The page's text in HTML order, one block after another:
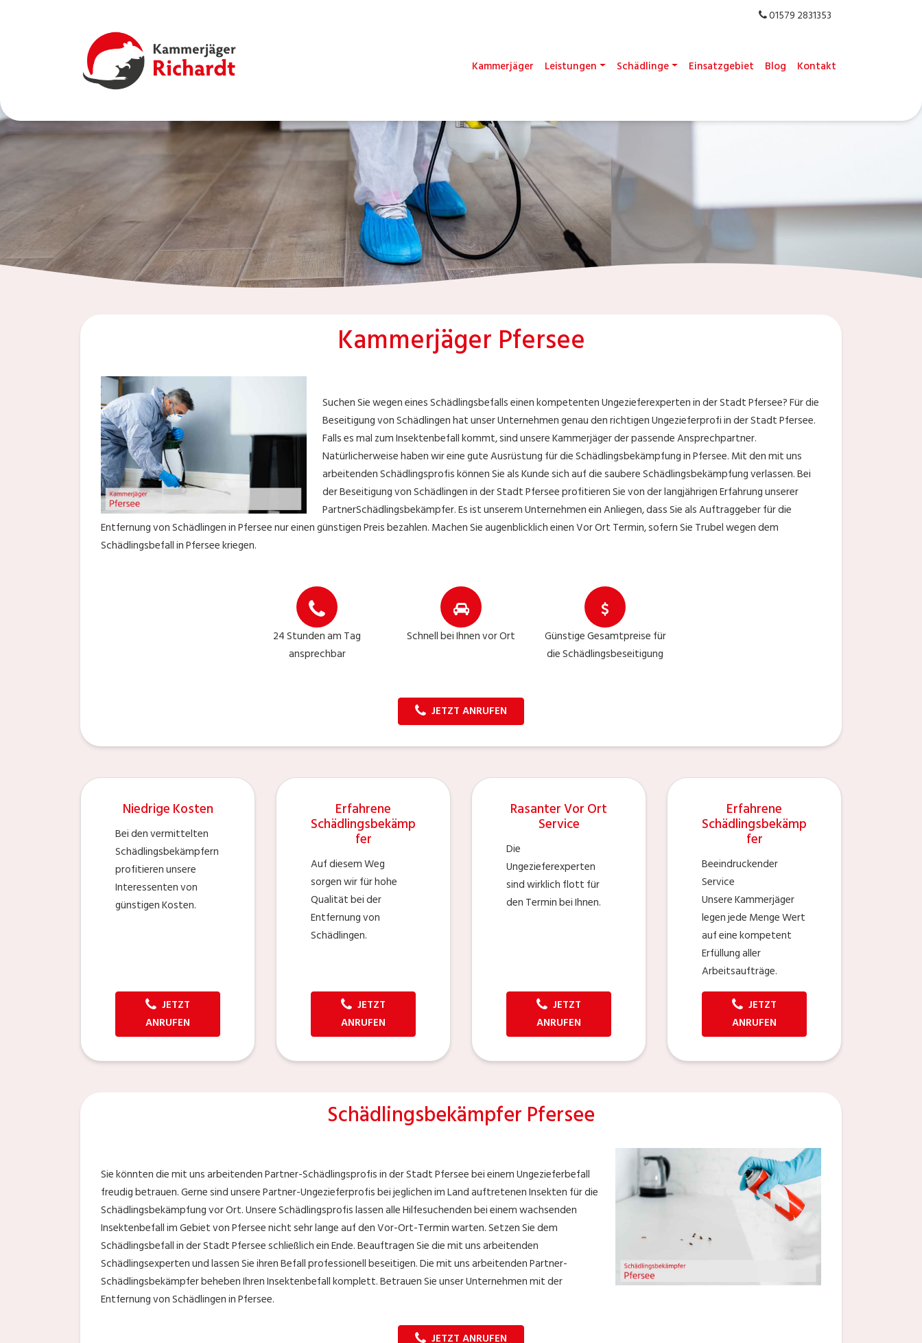
01579 2831353
Kammerjäger Leistungen Schädlinge Einsatzgebiet Blog Kontakt
Kammerjäger Pfersee
Suchen Sie wegen eines Schädlingsbefalls einen kompetenten Ungezieferexperten in der Stadt Pfersee? Für die
Beseitigung von Schädlingen hat unser Unternehmen genau den richtigen Ungezieferprofi in der Stadt Pfersee.
Falls es mal zum Insektenbefall kommt, sind unsere Kammerjäger der passende Ansprechpartner.
Natürlicherweise haben wir eine gute Ausrüstung für die Schädlingsbekämpfung in Pfersee. Mit den mit uns
arbeitenden Schädlingsprofis können Sie als Kunde sich auf die saubere Schädlingsbekämpfung verlassen. Bei
der Beseitigung von Schädlingen in der Stadt Pfersee profitieren Sie von der langjährigen Erfahrung unserer
PartnerSchädlingsbekämpfer. Es ist unserem Unternehmen ein Anliegen, dass Sie als Auftraggeber für die
Entfernung von Schädlingen in Pfersee nur einen günstigen Preis bezahlen. Machen Sie augenblicklich einen Vor Ort Termin, sofern Sie Trubel wegen dem
Schädlingsbefall in Pfersee kriegen.
24 Stunden am Tag
ansprechbar
Schnell bei Ihnen vor Ort
Günstige Gesamtpreise für
die Schädlingsbeseitigung
JETZT ANRUFEN
Niedrige Kosten
Bei den vermittelten
Schädlingsbekämpfern
profitieren unsere
Interessenten von
günstigen Kosten.
JETZT
ANRUFEN
Erfahrene
Schädlingsbekämp
fer
Auf diesem Weg
sorgen wir für hohe
Qualität bei der
Entfernung von
Schädlingen.
JETZT
ANRUFEN
Rasanter Vor Ort
Service
Die
Ungezieferexperten
sind wirklich flott für
den Termin bei Ihnen.
JETZT
ANRUFEN
Erfahrene
Schädlingsbekämp
fer
Beeindruckender
Service
Unsere Kammerjäger
legen jede Menge Wert
auf eine kompetent
Erfüllung aller
Arbeitsaufträge.
JETZT
ANRUFEN
Schädlingsbekämpfer Pfersee
Sie könnten die mit uns arbeitenden Partner-Schädlingsprofis in der Stadt Pfersee bei einem Ungezieferbefall
freudig betrauen. Gerne sind unsere Partner-Ungezieferprofis bei jeglichen im Land auftretenen Insekten für die
Schädlingsbekämpfung vor Ort. Unsere Schädlingsprofis lassen alle Hilfesuchenden bei einem wachsenden
Insektenbefall im Gebiet von Pfersee nicht sehr lange auf den Vor-Ort-Termin warten. Setzen Sie dem
Schädlingsbefall in der Stadt Pfersee schließlich ein Ende. Beauftragen Sie die mit uns arbeitenden
Schädlingsexperten und lassen Sie ihren Befall professionell beseitigen. Die mit uns arbeitenden Partner-
Schädlingsbekämpfer beheben Ihren Insektenbefall komplett. Betrauen Sie unser Unternehmen mit der
Entfernung von Schädlingen in Pfersee.
JETZT ANRUFEN